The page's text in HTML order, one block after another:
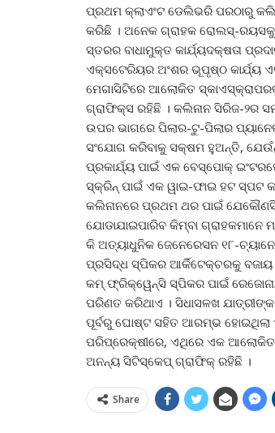
ପ୍ରଥମ କ୍ଲାଏଂଟ ଡେଲିଭରି ପରଠାରୁ
କରିଛି । ଅନେକ ଗ୍ରାହକ ରୋଲସ୍‌-
ସ୍ତରର ବାଧାମୁକ୍ତ କାର୍ଯ୍ୟଦକ୍ଷତା
ଏକ୍ସଟେରିୟର ଅଂଶର ଭୂପୃଷ୍ଠ କାର୍ଯ୍ୟ
ମେଗାସିଟିରେ ଆଲୋକିତ
ଗ୍ରାଫିକ୍ସ ରହିଛି । କଲିନାନ ସିରିଜ-୨ର
ଉପର ଭାଗରେ ପିଲାର-ଟୁ-ପିଲାର
ସଂଯୋଗ କରିବାକୁ ସକ୍ଷମ ହୁଅନ୍ତି,
ପ୍ରକାର୍ଯ୍ୟ ପାଇଁ ଏକ ବେସ୍ପୋକ୍
ସ୍କ୍ରିନ୍ ପାଇଁ ଏକ ୱାଇ-ଫାଇ ହଟ ସ୍ପଟ
କଲିନାନରେ ପ୍ରଥମ ଥର ପାଇଁ
ଯୋଡାଯାଇପାରିବ କିମ୍ବା
କି ଅତ୍ୟାଧୁନିକ ଜେନେରେସନ ୧୮-
ପ୍ରସିଦ୍ଧ ସ୍ପିକର ଆର୍କିଟେକ୍ଚରକୁ
କମ୍ ଫ୍ରିକ୍ୱେନ୍ସି ସ୍ପିକର ପାଇଁ
ପରିଣତ କରିଥାଏ । ସିଧାସଳଖ
ପୂର୍ବରୁ ଘୋଷ୍ଟ ସହିତ ଆରମ୍ଭ ହୋଇଥିଲା
ପରିପ୍ରେକ୍ଷୀରେ, ଏଥିରେ ଏକ ଆଲୋକିତ
ଅନନ୍ୟ ସିଟିସ୍କେପ୍ ଗ୍ରାଫିକ୍ ରହିଛି ।
Share